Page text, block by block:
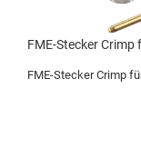
FME-Stecker Crimp
FME-Stecker Crimp